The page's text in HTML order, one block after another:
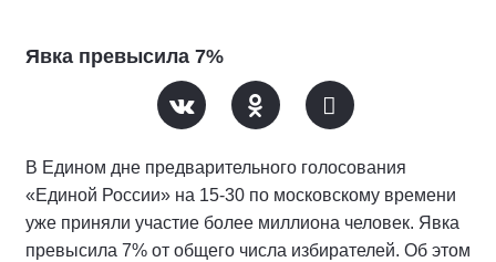
Явка превысила 7%
В Едином дне предварительного голосования
«Единой России» на 15-30 по московскому времени
уже приняли участие более миллиона человек. Явка
превысила 7% от общего числа избирателей. Об этом